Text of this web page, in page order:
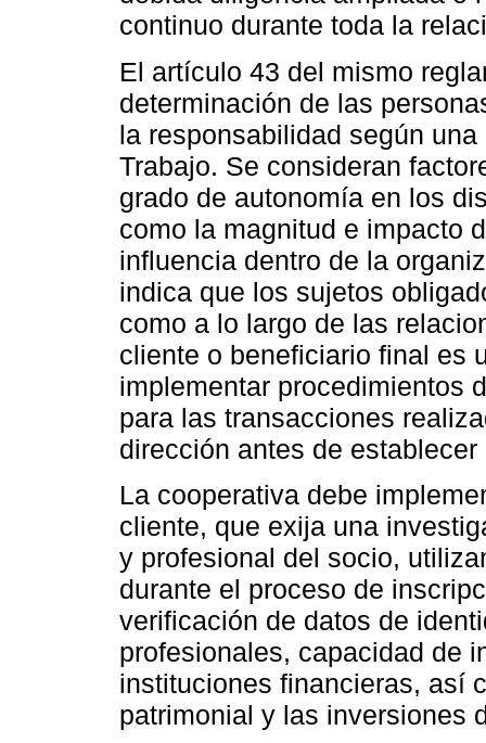
continuo durante toda la
El artículo 43 del mismo
determinación de las
la responsabilidad según
Trabajo. Se consideran
grado de autonomía en los
como la magnitud e impacto
influencia dentro de la
indica que los sujetos
como a lo largo de las
cliente o beneficiario final es
implementar procedimientos
para las transacciones
dirección antes de
La cooperativa debe
cliente, que exija una
y profesional del socio,
durante el proceso de
verificación de datos de
profesionales, capacidad de
instituciones financieras, así
patrimonial y las inversiones